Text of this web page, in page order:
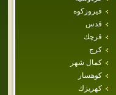
فيروزكوه
قدس
قرچك
كرج
كمال شهر
كوهسار
كهريزك